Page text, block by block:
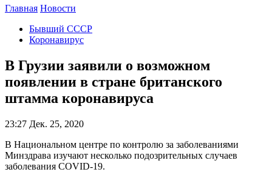
Главная Новости
Бывший СССР
Коронавирус
В Грузии заявили о возможном
появлении в стране британского
штамма коронавируса
23:27 Дек. 25, 2020
В Национальном центре по контролю за заболеваниями
Минздрава изучают несколько подозрительных случаев
заболевания COVID-19.